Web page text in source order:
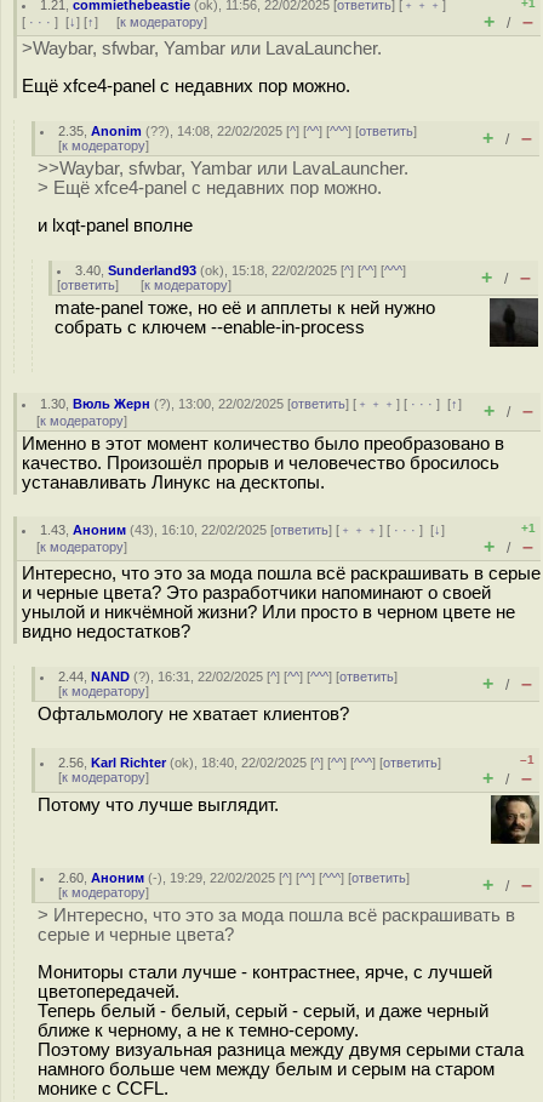
1.21 ,commiethebeastie (ok), 11:56, 22/02/2025 [ответить] [ ﹢﹢﹢]
[ · · · ] [↓] [↑] [к модератору]
+1
+ / –
>Waybar, sfwbar, Yambar или LavaLauncher.
Ещё xfce4-panel с недавних пор можно.
2.35 ,Anonim (??), 14:08, 22/02/2025 [^] [^^] [^^^] [ответить]
[к модератору] + / –
>>Waybar, sfwbar, Yambar или LavaLauncher.
> Ещё xfce4-panel с недавних пор можно.
и lxqt-panel вполне
3.40 ,Sunderland93 (ok), 15:18, 22/02/2025 [^] [^^] [^^^]
[ответить] [к модератору] + / –
mate-panel тоже, но её и апплеты к ней нужно
собрать с ключем --enable-in-process
1.30 ,Вюль Жерн (?), 13:00, 22/02/2025 [ответить] [ ﹢﹢﹢] [ · · ·][↑]
[к модератору] + / –
Именно в этот момент количество было преобразовано в
качество. Произошёл прорыв и человечество бросилось
устанавливать Линукс на десктопы.
1.43 ,Аноним (43), 16:10, 22/02/2025 [ответить] [ ﹢﹢﹢] [ · · ·][↓]
[к модератору]
+1
+ / –
Интересно, что это за мода пошла всё раскрашивать в серые
и черные цвета? Это разработчики напоминают о своей
унылой и никчёмной жизни? Или просто в черном цвете не
видно недостатков?
2.44 ,NAND (?), 16:31, 22/02/2025 [^] [^^] [^^^] [ответить]
[к модератору] + / –
Офтальмологу не хватает клиентов?
2.56 ,Karl Richter(ok), 18:40, 22/02/2025 [^] [^^] [^^^] [ответить]
[к модератору]
–1
+ / –
Потому что лучше выглядит.
2.60 ,Аноним (-), 19:29, 22/02/2025 [^] [^^] [^^^] [ответить]
[к модератору] + / –
> Интересно, что это за мода пошла всё раскрашивать в
серые и черные цвета?
Мониторы стали лучше - контрастнее, ярче, с лучшей
цветопередачей.
Теперь белый - белый, серый - серый, и даже черный
ближе к черному, а не к темно-серому.
Поэтому визуальная разница между двумя серыми стала
намного больше чем между белым и серым на старом
монике с CCFL.